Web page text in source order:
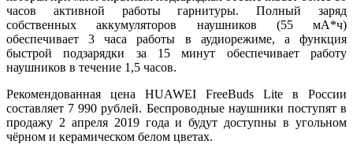
часов активной работы гарнитуры. Полный заряд
собственных аккумуляторов наушников (55 мА*ч)
обеспечивает 3 часа работы в аудиорежиме, а функция
быстрой подзарядки за 15 минут обеспечивает работу
наушников в течение 1,5 часов.
Рекомендованная цена HUAWEI FreeBuds Lite в России
составляет 7 990 рублей. Беспроводные наушники поступят в
продажу 2 апреля 2019 года и будут доступны в угольном
чёрном и керамическом белом цветах.